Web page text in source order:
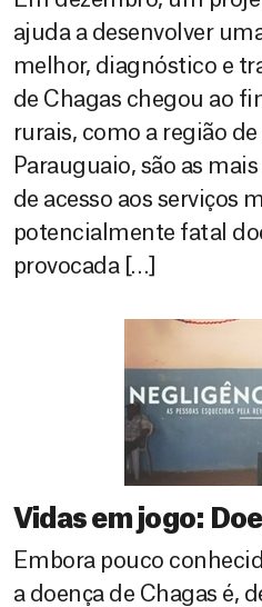
ajuda a desenvolver
melhor, diagnóstico e
de Chagas chegou ao
rurais, como a região
Parauguaio, são as
de acesso aos serviços
potencialmente fatal
provocada […]
Vidas em jogo:
Embora pouco
a doença de Chagas é,